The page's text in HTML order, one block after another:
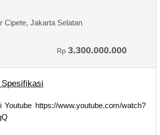
Cipete, Jakarta Selatan
Rp 3.300.000.000
https://www.youtube.com/watch?